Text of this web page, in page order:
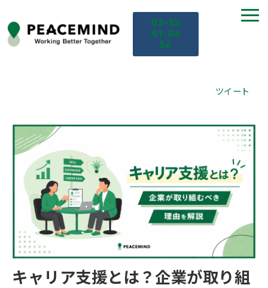
03-35
41-86
56
課題から探す
セミナー
お役立ち情報
導入事例
ツイート
キャリア支援とは？企業が取り組